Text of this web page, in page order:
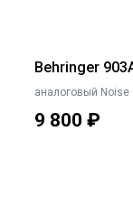
Behringer
аналоговый
9 800 ₽